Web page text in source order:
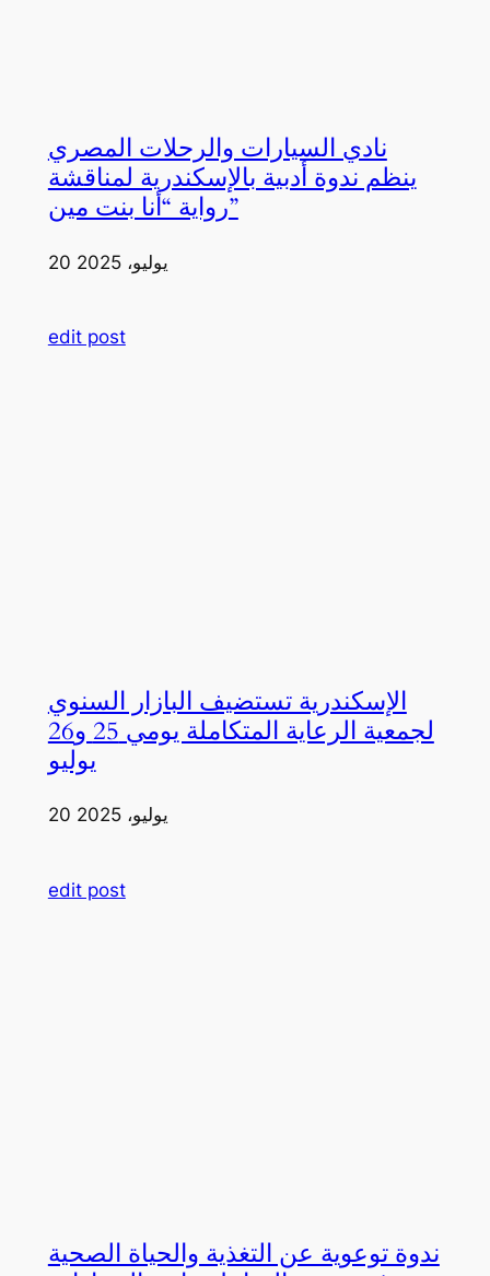
نادي السيارات والرحلات المصري
ينظم ندوة أدبية بالإسكندرية لمناقشة
رواية “أنا بنت مين”
20 يوليو، 2025
edit post
الإسكندرية تستضيف البازار السنوي
لجمعية الرعاية المتكاملة يومي 25 و26
يوليو
20 يوليو، 2025
edit post
ندوة توعوية عن التغذية والحياة الصحية